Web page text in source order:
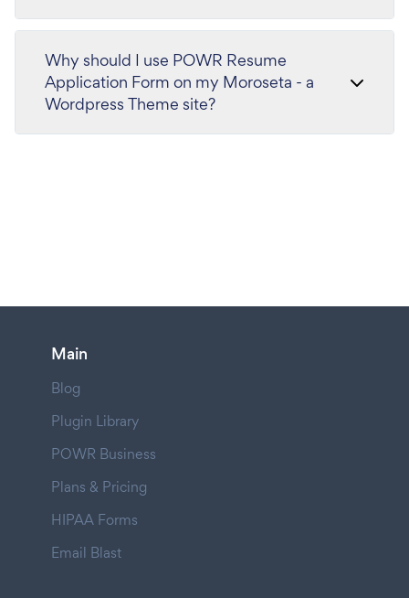
Why should I use POWR Resume
Application Form on my Moroseta - a
Wordpress Theme site?
Main
Blog
Plugin Library
POWR Business
Plans & Pricing
HIPAA Forms
Email Blast